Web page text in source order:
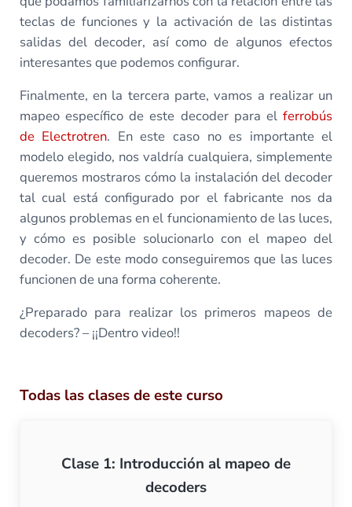
teclas de funciones y la activación de las distintas
salidas del decoder, así como de algunos efectos
interesantes que podemos configurar.
Finalmente, en la tercera parte, vamos a realizar un
mapeo específico de este decoder para elferrobús
de Electrotren. En este caso no es importante el
modelo elegido, nos valdría cualquiera, simplemente
queremos mostraros cómo la instalación del decoder
tal cual está configurado por el fabricante nos da
algunos problemas en el funcionamiento de las luces,
y cómo es posible solucionarlo con el mapeo del
decoder. De este modo conseguiremos que las luces
funcionen de una forma coherente.
¿Preparado para realizar los primeros mapeos de
decoders? – ¡¡Dentro video!!
Todas las clases de este curso
Clase 1: Introducción al mapeo de
decoders